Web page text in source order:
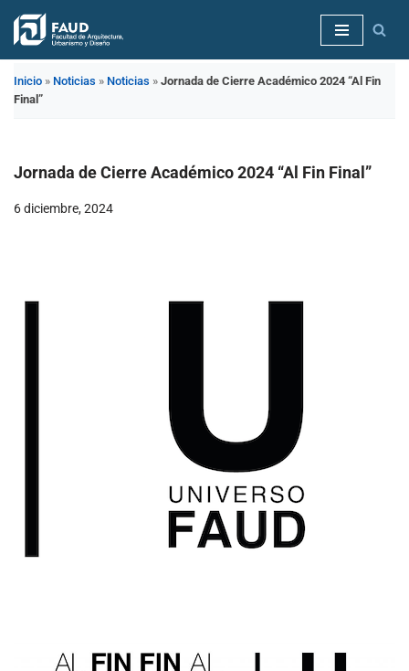
Saltar
contenido
Inicio » Noticias » Noticias » Jornada de Cierre Académico 2024 “Al Fin
Final”
Jornada de Cierre Académico 2024 “Al Fin Final”
6 diciembre, 2024